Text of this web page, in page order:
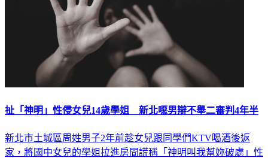
扯「神明」性侵女兒14歲學姐 新北噁男辯不舉二審判4年半
新北市土城區周姓男子2年前趁女兒跟同學們KTV喝酒後返
家，將國中女兒的學姐拉進房間謊稱「神明叫我幫妳破處」性